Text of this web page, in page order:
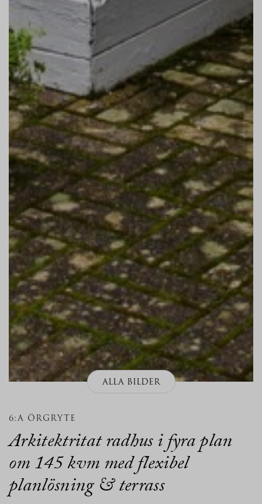
ALLA BILDER
6:A ÖRGRYTE
Arkitektritat radhus i fyra plan
om 145 kvm med flexibel
planlösning & terrass